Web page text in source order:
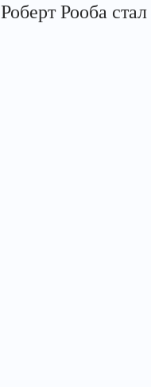
Роберт Рооба